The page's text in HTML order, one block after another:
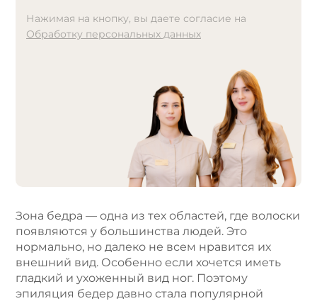
Нажимая на кнопку, вы даете согласие на
Обработку персональных данных
:
Зона бедра — одна из тех областей, где волоски
появляются у большинства людей. Это
нормально, но далеко не всем нравится их
внешний вид. Особенно если хочется иметь
гладкий и ухоженный вид ног. Поэтому
эпиляция бедер давно стала популярной